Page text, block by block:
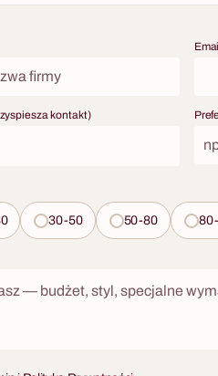
kontakt)
30-50 50-80